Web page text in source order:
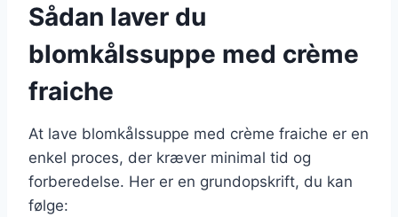
Sådan laver du
blomkålssuppe med crème
fraiche
At lave blomkålssuppe med crème fraiche er en
enkel proces, der kræver minimal tid og
forberedelse. Her er en grundopskrift, du kan
følge: